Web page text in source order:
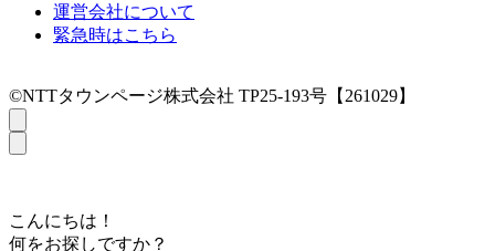
運営会社について
緊急時はこちら
©NTTタウンページ株式会社 TP25-193号【261029】
こんにちは！
何をお探しですか？